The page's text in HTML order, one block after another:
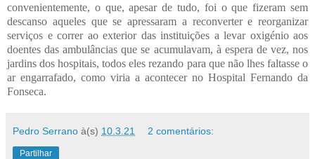
convenientemente, o que, apesar de tudo, foi o que fizeram sem
descanso aqueles que se apressaram a reconverter e reorganizar
serviços e correr ao exterior das instituições a levar oxigénio aos
doentes das ambulâncias que se acumulavam, à espera de vez, nos
jardins dos hospitais, todos eles rezando para que não lhes faltasse o
ar engarrafado, como viria a acontecer no Hospital Fernando da
Fonseca.
Pedro Serrano à(s) 10.3.21 2 comentários:
Partilhar